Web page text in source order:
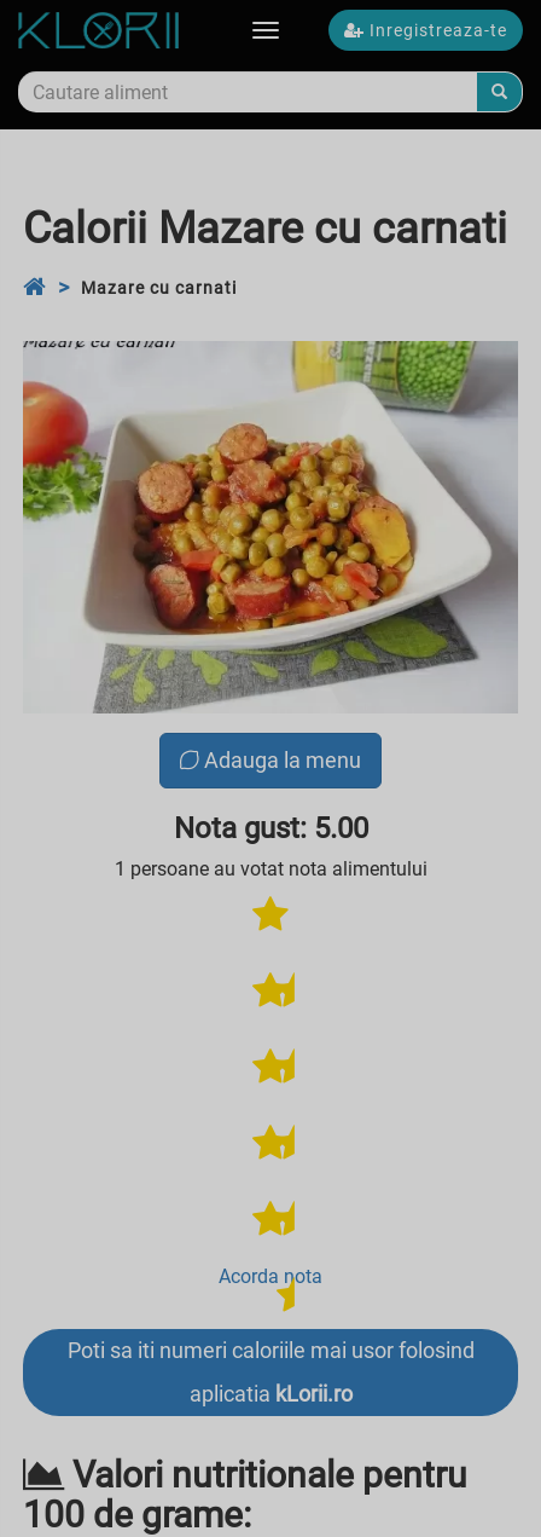
Inregistreaza-te
Toggle
Calorii Mazare cu carnati
Mazare cu carnati
Adauga la menu
Nota gust: 5.00
1 persoane au votat nota alimentului
Acorda nota
Poti sa iti numeri caloriile mai usor folosind
aplicatia kLorii.ro
Valori nutritionale pentru
100 de grame: